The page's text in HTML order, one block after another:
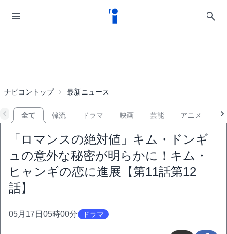
ナビコントップ 最新ニュース
全て 韓流 ドラマ 映画 芸能 アニメ
「ロマンスの絶対値」キム・ドンギ
ュの意外な秘密が明らかに！キム・
ヒャンギの恋に進展【第11話第12
話】
05月17日05時00分 ドラマ